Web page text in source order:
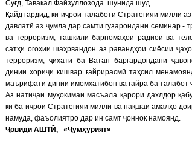
Суғд, Тавакал Файзуллозода шунида шуд.
Қайд гардид, ки иҷрои талаботи Стратегияи миллӣ
давлатӣ аз ҷумла дар самти гузарондани семинар -
ва терроризм, ташкили барномаҳои радиоӣ ва
сатҳи огоҳии шаҳрвандон аз равандҳои сиёсии
терроризм, ҷиҳати ба Ватан баргардондани
динии хориҷи кишвар ғайрирасмӣ таҳсил
маърифати динии имомхатибон ва ғайра ба талабот
Аз натиҷаи муҳокимаи масъала қарори дахлдор
ки ба иҷрои Стратегияи миллӣ ва нақшаи амалҳо
намуда, фаъолиятро дар ин самт ҷоннок намоянд.
Ҷовиди АШТӢ, «Ҷумҳурият»